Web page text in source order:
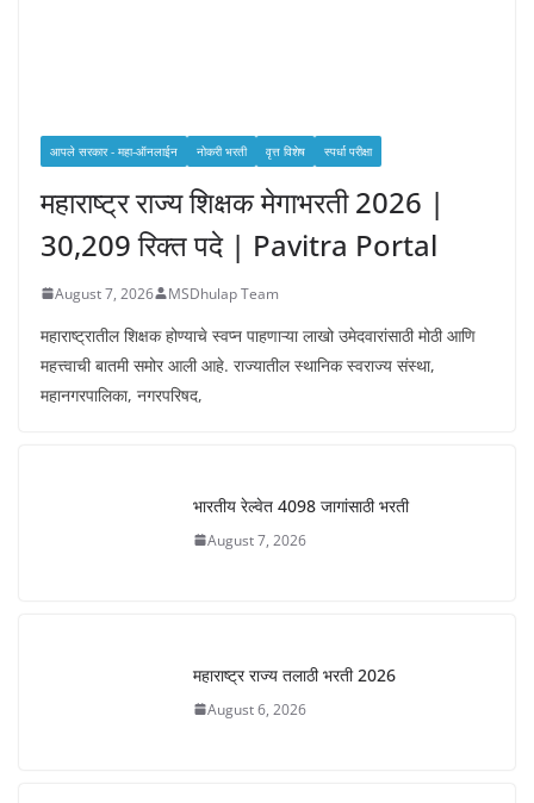
आपले सरकार - महा-ऑनलाईन नोकरी भरती वृत्त विशेष स्पर्धा परीक्षा
महाराष्ट्र राज्य शिक्षक मेगाभरती 2026 |
30,209 रिक्त पदे | Pavitra Portal
August 7, 2026 MSDhulap Team
महाराष्ट्रातील शिक्षक होण्याचे स्वप्न पाहणाऱ्या लाखो उमेदवारांसाठी मोठी आणि
महत्त्वाची बातमी समोर आली आहे. राज्यातील स्थानिक स्वराज्य संस्था,
महानगरपालिका, नगरपरिषद,
भारतीय रेल्वेत 4098 जागांसाठी भरती
August 7, 2026
महाराष्ट्र राज्य तलाठी भरती 2026
August 6, 2026